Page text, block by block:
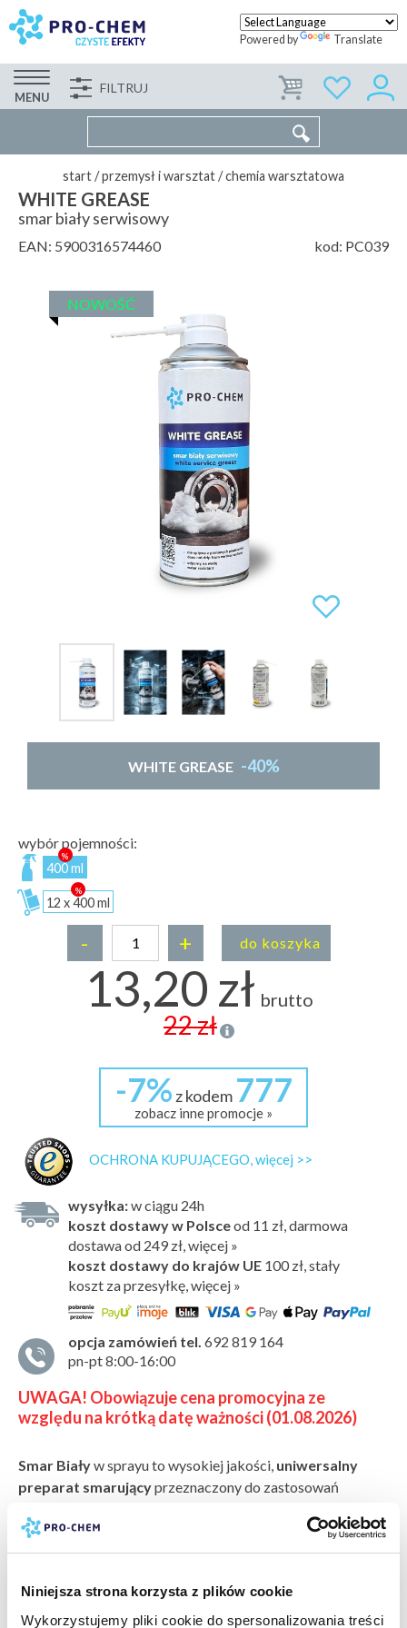
Niniejsza strona korzysta z plików cookie
Wykorzystujemy pliki cookie do spersonalizowania treści
Powered by Translate
MENU
FILTRUJ WSPÓŁPRACA KONTAKT
start/przemysł i warsztat/chemia warsztatowa
WHITE GREASE
smar biały serwisowy
EAN: 5900316574460 kod: PC039
NOWOŚĆ
WHITE GREASE -40%
wybór pojemności:
400 ml
12 x 400 ml
- + do koszyka
13,20 zł brutto
22 zł
-7% z kodem 777
zobacz inne promocje »
OCHRONA KUPUJĄCEGO, więcej >>
wysyłka:w ciągu 24h
koszt dostawy w Polsceod 11 zł, darmowa
dostawa od 249 zł, więcej »
koszt dostawy do krajów UE 100 zł, stały
koszt za przesyłkę, więcej »
opcja zamówień tel. 692 819 164
pn-pt 8:00-16:00
UWAGA! Obowiązuje cena promocyjna ze
względu na krótką datę ważności (01.08.2026)
Smar Białyw sprayu to wysokiej jakości, uniwersalny
preparat smarującyprzeznaczony do zastosowań
serwisowo-warsztatowych. Dzięki nowoczesnej formule
tworzy wyjątkowo trwałą, białąpowłokę smarną
i chroni elementy metalowe przed korozją
zużyciem.
karta bezpieczeństwa
producent:PRO-CHEM